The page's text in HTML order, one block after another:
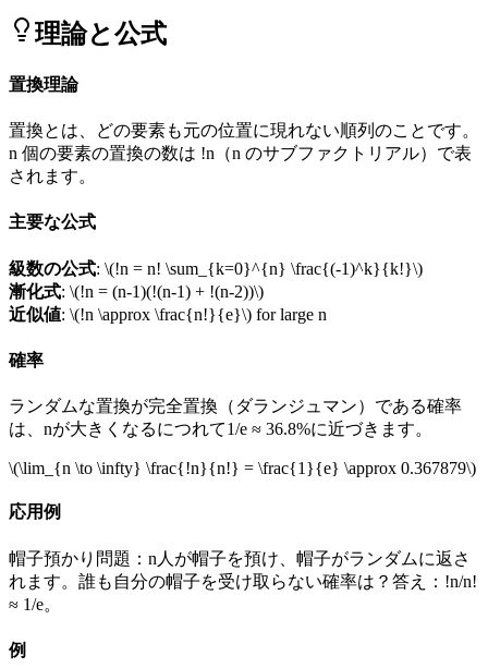
理論と公式
置換理論
置換とは、どの要素も元の位置に現れない順列のことです。
n 個の要素の置換の数は !n（n のサブファクトリアル）で表
されます。
主要な公式
級数の公式: \(!n = n! \sum_{k=0}^{n} \frac{(-1)^k}{k!}\)
漸化式: \(!n = (n-1)(!(n-1) + !(n-2))\)
近似値: \(!n \approx \frac{n!}{e}\) for large n
確率
ランダムな置換が完全置換（ダランジュマン）である確率
は、nが大きくなるにつれて1/e ≈ 36.8%に近づきます。
\(\lim_{n \to \infty} \frac{!n}{n!} = \frac{1}{e} \approx 0.367879\)
応用例
帽子預かり問題：n人が帽子を預け、帽子がランダムに返さ
れます。誰も自分の帽子を受け取らない確率は？答え：!n/n!
≈ 1/e。
例